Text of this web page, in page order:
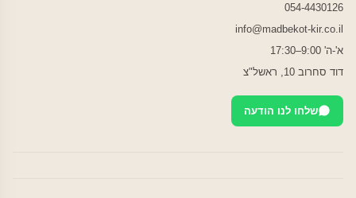
054-4430126
info@madbekot-kir.co.il
א'-ה' 9:00–17:30
דוד סחרוב 10, ראשל"צ
שלחו לנו הודעה